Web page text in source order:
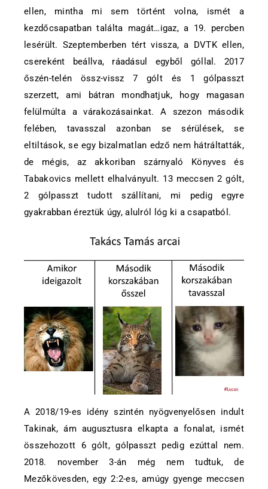
ellen, mintha mi sem történt volna, ismét a
kezdőcsapatban találta magát…igaz, a 19. percben
lesérült. Szeptemberben tért vissza, a DVTK ellen,
csereként beállva, ráadásul egyből góllal. 2017
őszén-telén össz-vissz 7 gólt és 1 gólpasszt
szerzett, ami bátran mondhatjuk, hogy magasan
felülmúlta a várakozásainkat. A szezon második
felében, tavasszal azonban se sérülések, se
eltiltások, se egy bizalmatlan edző nem hátráltatták,
de mégis, az akkoriban szárnyaló Könyves és
Tabakovics mellett elhalványult. 13 meccsen 2 gólt,
2 gólpasszt tudott szállítani, mi pedig egyre
gyakrabban éreztük úgy, alulról lóg ki a csapatból.
A 2018/19-es idény szintén nyögvenyelősen indult
Takinak, ám augusztusra elkapta a fonalat, ismét
összehozott 6 gólt, gólpasszt pedig ezúttal nem.
2018. november 3-án még nem tudtuk, de
Mezőkövesden, egy 2:2-es, amúgy gyenge meccsen